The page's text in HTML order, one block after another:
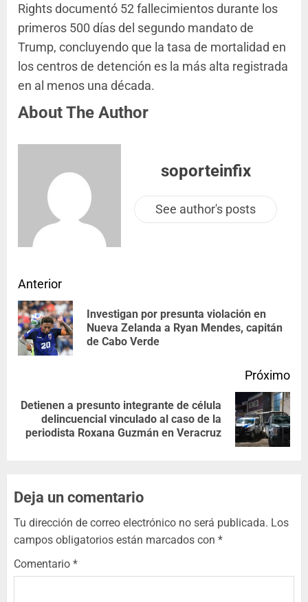
Rights documentó 52 fallecimientos durante los
primeros 500 días del segundo mandato de
Trump, concluyendo que la tasa de mortalidad en
los centros de detención es la más alta registrada
en al menos una década.
About The Author
soporteinfix
See author's posts
Anterior
Investigan por presunta violación en
Nueva Zelanda a Ryan Mendes, capitán
de Cabo Verde
Próximo
Detienen a presunto integrante de célula
delincuencial vinculado al caso de la
periodista Roxana Guzmán en Veracruz
Deja un comentario
Tu dirección de correo electrónico no será publicada. Los
campos obligatorios están marcados con *
Comentario *